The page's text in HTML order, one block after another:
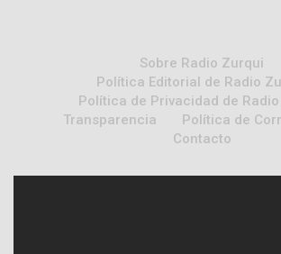
Sobre Radio Zurqui
Política Editorial de Radio
Política de Privacidad de
Transparencia
Política de
Contacto